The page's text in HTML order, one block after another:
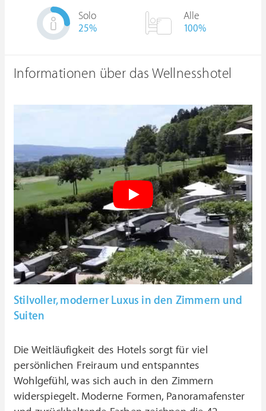
Solo
25%
Alle
100%
Informationen über das Wellnesshotel
Stilvoller, moderner Luxus in den Zimmern und
Suiten
Die Weitläufigkeit des Hotels sorgt für viel
persönlichen Freiraum und entspanntes
Wohlgefühl, was sich auch in den Zimmern
widerspiegelt. Moderne Formen, Panoramafenster